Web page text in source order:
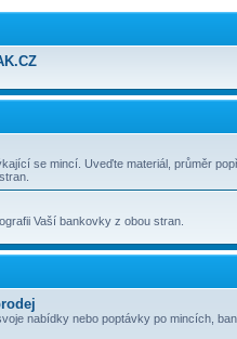
se mincí. Uveďte materiál, průměr
Vaší bankovky z obou stran.
nabídky nebo poptávky po mincích,